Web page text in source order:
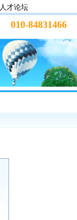
人才论坛
010-84831466